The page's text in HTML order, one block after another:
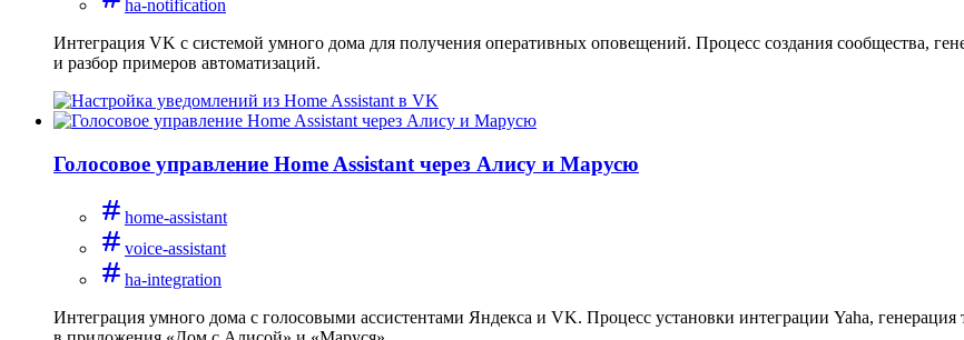
ha-notification
Интеграция VK с системой умного дома для получения оперативных оповещений. Процесс создания сообщества,
и разбор примеров автоматизаций.
Голосовое управление Home Assistant через Алису и Марусю
home-assistant
voice-assistant
ha-integration
Интеграция умного дома с голосовыми ассистентами Яндекса и VK. Процесс установки интеграции Yaha,